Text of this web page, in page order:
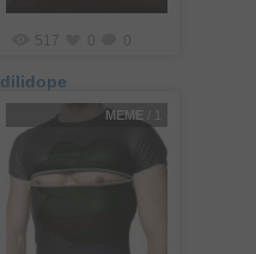
517
dilidope
MEME